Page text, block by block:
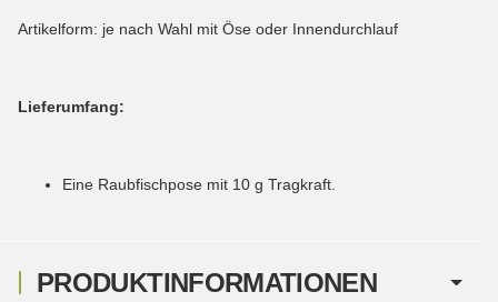
PRODUKTINFORMATIONEN
Artikelform: je nach Wahl mit Öse oder Innendurchlauf
Lieferumfang:
Eine Raubfischpose mit 10 g Tragkraft.